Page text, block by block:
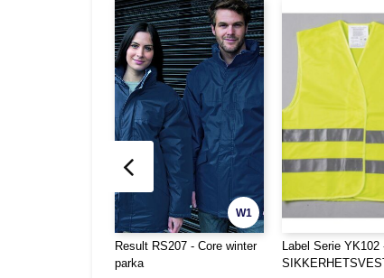
W1
Result RS207 - Core winter
parka
Label Serie YK102